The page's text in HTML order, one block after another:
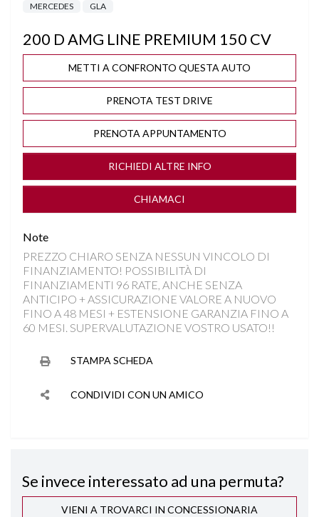
CAMBIO F1 AL VOLANTE
CERCHI "19
CLIMA AUTOMATICO BIZONA
COMPUTER DI BORDO
CONTROLLO PRESSIONE PNEUMATICI
CONTROLLO TRAZIONE
DISATTIVAZIONE AIRBAG LATO PASSEGGERO
DYNAMIC SELECT
FRENATA DI EMERGENZA
MERCEDES GLA
200 D AMG LINE PREMIUM 150 CV
METTI A CONFRONTO QUESTA AUTO
PRENOTA TEST DRIVE
PRENOTA APPUNTAMENTO
RICHIEDI ALTRE INFO
CHIAMACI
Note
PREZZO CHIARO SENZA NESSUN VINCOLO DI
FINANZIAMENTO! POSSIBILITÀ DI
FINANZIAMENTI 96 RATE, ANCHE SENZA
ANTICIPO + ASSICURAZIONE VALORE A NUOVO
FINO A 48 MESI + ESTENSIONE GARANZIA FINO A
60 MESI. SUPERVALUTAZIONE VOSTRO USATO!!
STAMPA SCHEDA
CONDIVIDI CON UN AMICO
Se invece interessato ad una permuta?
VIENI A TROVARCI IN CONCESSIONARIA